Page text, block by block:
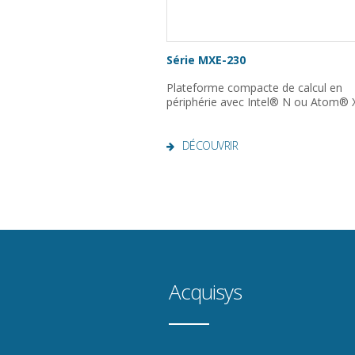
Série MXE-230
Plateforme compacte de calcul en
périphérie avec Intel® N ou Atom®
DÉCOUVRIR
Acquisys